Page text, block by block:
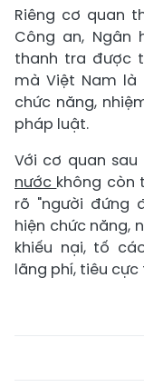
Riêng cơ quan
Công an, Ngân
thanh tra được
mà Việt Nam là
chức năng,
pháp luật.
Với cơ quan sau
nước không còn
rõ "người đứng
hiện chức năng,
khiếu nại, tố
lãng phí, tiêu